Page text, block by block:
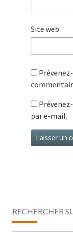
Site web
par e-mail.
RECHERCHER